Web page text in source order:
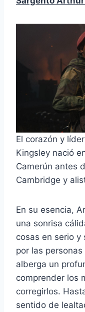
El corazón y
Kingsley nació
Camerún antes
Cambridge y
En su esencia,
una sonrisa
cosas en serio y
por las
alberga un
comprender los
corregirlos.
sentido de